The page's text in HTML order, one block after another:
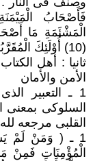
(10) أُوْلَئِكَ الْمُقَرَّبُونَ (11) الواقعة ) .
ثانيا : أهل
الأمن والأمان
1 ـ التعبير
السلوكى بمعنى
القلبى مرجعه
1 ـ ( وَمَنْ لَمْ
الْمُؤْمِنَاتِ فَمِنْ